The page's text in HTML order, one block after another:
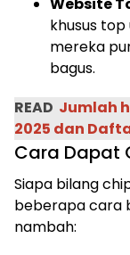
khusus
mereka
bagus.
READ Jumlah
2025 dan
Cara Dapat
Siapa bilang
beberapa cara
nambah: